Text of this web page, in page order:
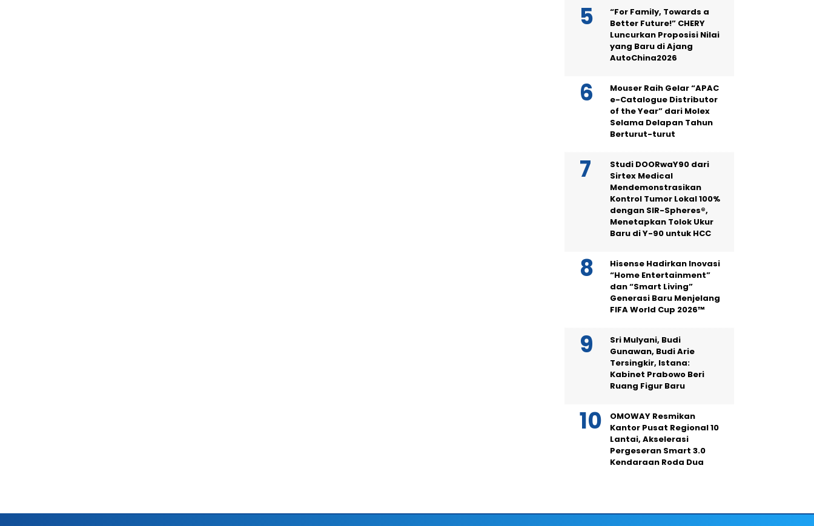
“For Family, Towards a
Better Future!” CHERY
Luncurkan Proposisi Nilai
yang Baru di Ajang
AutoChina2026
Mouser Raih Gelar “APAC
e-Catalogue Distributor
of the Year” dari Molex
Selama Delapan Tahun
Berturut-turut
Studi DOORwaY90 dari
Sirtex Medical
Mendemonstrasikan
Kontrol Tumor Lokal 100%
dengan SIR-Spheres®,
Menetapkan Tolok Ukur
Baru di Y-90 untuk HCC
Hisense Hadirkan Inovasi
“Home Entertainment”
dan “Smart Living”
Generasi Baru Menjelang
FIFA World Cup 2026™
Sri Mulyani, Budi
Gunawan, Budi Arie
Tersingkir, Istana:
Kabinet Prabowo Beri
Ruang Figur Baru
OMOWAY Resmikan
Kantor Pusat Regional 10
Lantai, Akselerasi
Pergeseran Smart 3.0
Kendaraan Roda Dua